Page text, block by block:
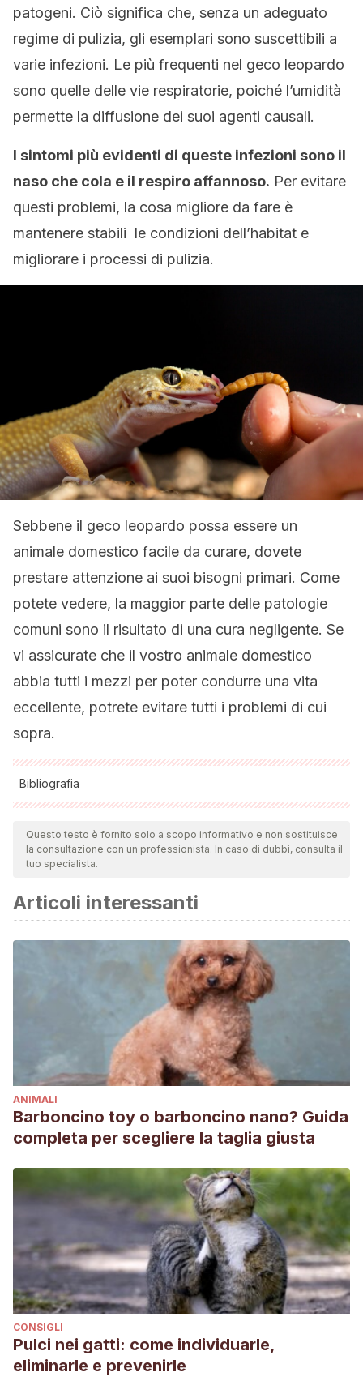
patogeni. Ciò significa che, senza un adeguato
regime di pulizia, gli esemplari sono suscettibili a
varie infezioni. Le più frequenti nel geco leopardo
sono quelle delle vie respiratorie, poiché l’umidità
permette la diffusione dei suoi agenti causali.
I sintomi più evidenti di queste infezioni sono il
naso che cola e il respiro affannoso. Per evitare
questi problemi, la cosa migliore da fare è
mantenere stabili le condizioni dell’habitat e
migliorare i processi di pulizia.
Sebbene il geco leopardo possa essere un
animale domestico facile da curare, dovete
prestare attenzione ai suoi bisogni primari. Come
potete vedere, la maggior parte delle patologie
comuni sono il risultato di una cura negligente. Se
vi assicurate che il vostro animale domestico
abbia tutti i mezzi per poter condurre una vita
eccellente, potrete evitare tutti i problemi di cui
sopra.
Bibliografia
Tutte le fonti citate sono state esaminate a fondo dal nostro
team per garantirne la qualità, l'affidabilità, l'attualità e la
validità. La bibliografia di questo articolo è stata considerata
Wiggans, K. T., Sanchez-Migallon Guzman, D., Reilly, C. M.,
Vergneau-Grosset, C., Kass, P. H., & Hollingsworth, S. R.
(2018). Diagnosis, treatment, and outcome of and risk
factors for ophthalmic disease in leopard geckos
(Eublepharis macularius) at a veterinary teaching hospital:
52 cases (1985–2013). Journal of the American Veterinary
Medical Association, 252(3), 316-323.
Hall, A. J., & Lewbart, G. A. (2006). Treatment of dystocia in
a leopard gecko (Eublepharis macularius) by
percutaneous ovocentesis. The Veterinary Record,
Hedley, J., MacHale, J., Rendle, M., & Crawford, A. (2021).
Neurological Examinations in Healthy Juvenile Bearded
Dragons (Pogona vitticeps) and Adult Leopard Geckos
(Eublepharis macularius). Journal of Herpetological
Medicine and Surgery, 31(2), 141-146.
De Vosjoli, P., Klingenberg, R., Tremper, R., & Viets, B.
(2011). The Leopard Gecko Manual: Includes African Fat-
Tailed Geckos. Fox Chapel Publishing.
De Vosjoil, P., Mazorlig, T., Klingenberg, R., Tremper, R., &
Viets, B. (2017). The leopard gecko manual: Expert advice
for keeping and caring for a healthy leopard gecko. Fox
Questo testo è fornito solo a scopo informativo e non sostituisce
la consultazione con un professionista. In caso di dubbi, consulta il
tuo specialista.
Articoli interessanti
ANIMALI
Barboncino toy o barboncino nano? Guida
completa per scegliere la taglia giusta
CONSIGLI
Pulci nei gatti: come individuarle,
eliminarle e prevenirle